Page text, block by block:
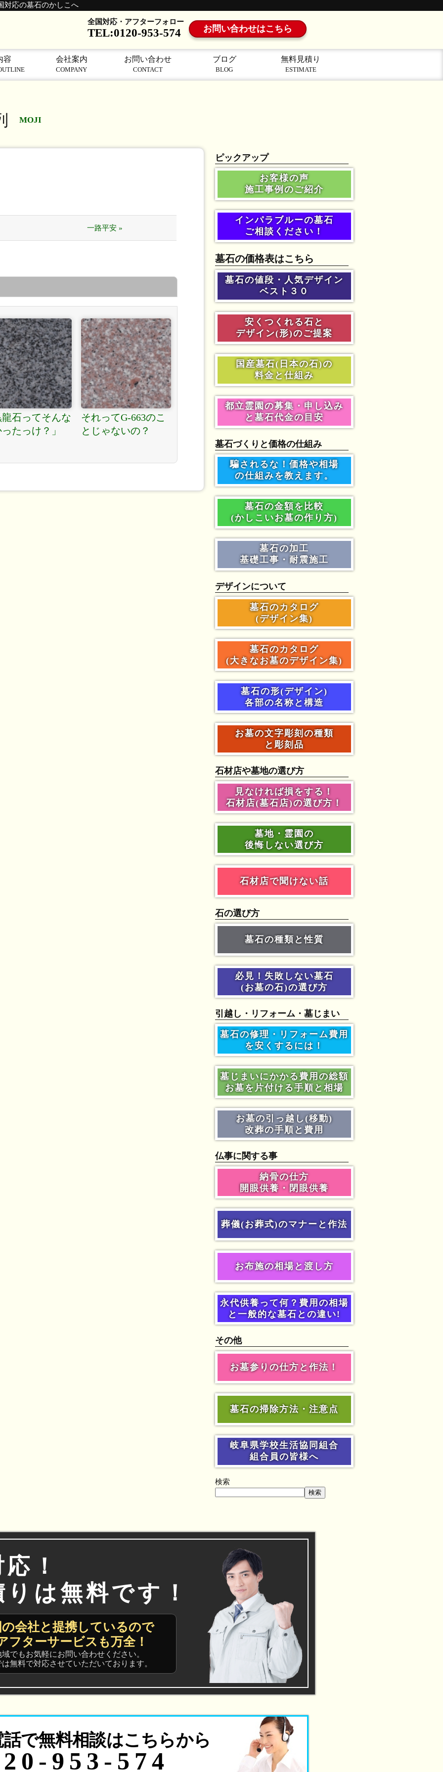
対応の墓石のかしこへ
全国対応・アフターフォロー
TEL:0120-953-574 お問い合わせはこちら
容 会社案内
COMPANY
お問い合わせ
CONTACT
ブログ
BLOG
無料見積り
ESTIMATE
MOJI
一路平安 »
石ってそんな
たっけ？」
それってG-663のこ
とじゃないの？
ピックアップ
お客様の声
施工事例のご紹介
インパラブルーの墓石
ご相談ください！
墓石の価格表はこちら
墓石の値段・人気デザイン
ベスト３０
安くつくれる石と
デザイン(形)のご提案
国産墓石(日本の石)の
料金と仕組み
都立霊園の募集・申し込み
と墓石代金の目安
墓石づくりと価格の仕組み
騙されるな！価格や相場
の仕組みを教えます。
墓石の金額を比較
(かしこいお墓の作り方)
墓石の加工
基礎工事・耐震施工
デザインについて
墓石のカタログ
(デザイン集)
墓石のカタログ
(大きなお墓のデザイン集)
墓石の形(デザイン)
各部の名称と構造
お墓の文字彫刻の種類
と彫刻品
石材店や墓地の選び方
見なければ損をする！
石材店(墓石店)の選び方！
墓地・霊園の
後悔しない選び方
石材店で聞けない話
石の選び方
墓石の種類と性質
必見！失敗しない墓石
(お墓の石)の選び方
引越し・リフォーム・墓じまい
墓石の修理・リフォーム費用
を安くするには！
墓じまいにかかる費用の総額
お墓を片付ける手順と相場
お墓の引っ越し(移動)
改葬の手順と費用
仏事に関する事
納骨の仕方
開眼供養・閉眼供養
葬儀(お葬式)のマナーと作法
お布施の相場と渡し方
永代供養って何？費用の相場
と一般的な墓石との違い!
その他
お墓参りの仕方と作法！
墓石の掃除方法・注意点
岐阜県学校生活協同組合
組合員の皆様へ
検索
検索
！
は無料です！
会社と提携しているので
フターサービスも万全！
でもお気軽にお問い合わせください。
無料で対応させていただいております。
で無料相談はこちらから
953-574